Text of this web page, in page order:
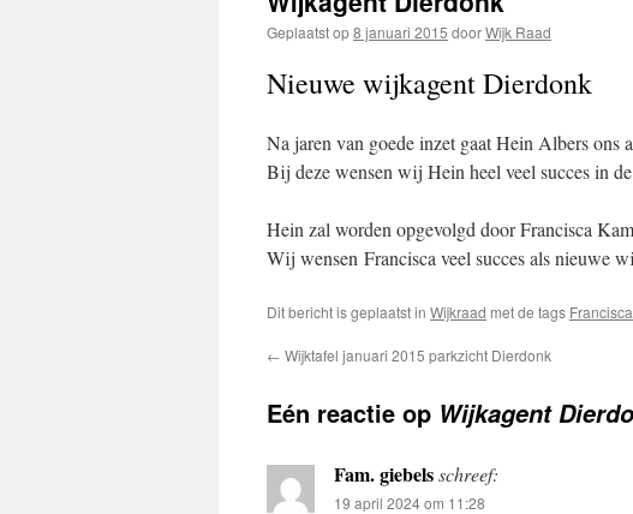
Geplaatst op8 januari 2015 doorWijk Raad
Nieuwe wijkagent Dierdonk
Na jaren van goede inzet gaat Hein Albers
Bij deze wensen wij Hein heel veel succes in
Hein zal worden opgevolgd door Francisca
Wij wensen Francisca veel succes als nieuwe
Dit bericht is geplaatst in Wijkraad met de tags
← Wijktafel januari 2015 parkzicht Dierdonk
Eén reactie op Wijkagent
Fam. giebelsschreef:
19 april 2024 om 11:28